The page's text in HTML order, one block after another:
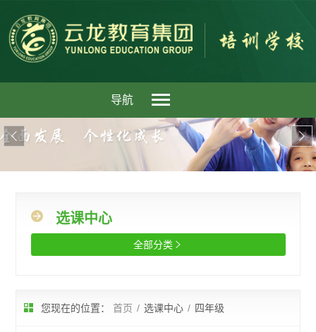
导航
 
选课中心
全部分类 
您现在的位置： 首页 / 选课中心 / 四年级